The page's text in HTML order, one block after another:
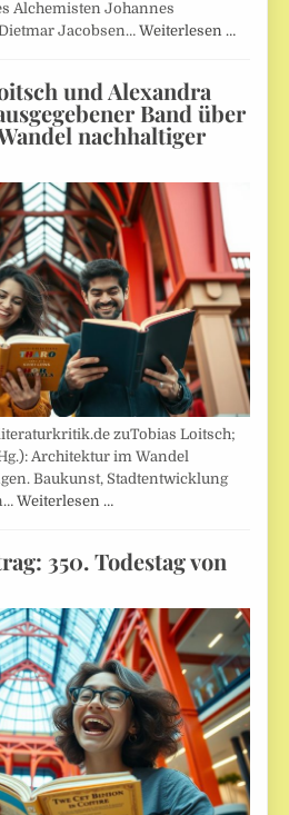
Alchemisten Johannes
Jacobsen…Weiterlesen …
und Alexandra
Band über
nachhaltiger
zuTobias Loitsch;
Architektur im Wandel
Baukunst, Stadtentwicklung
Weiterlesen …
350. Todestag von